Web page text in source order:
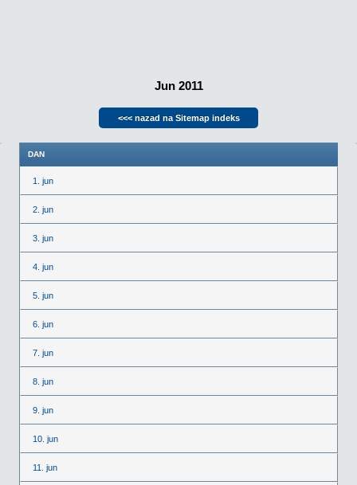
Jun 2011
<<< nazad na Sitemap indeks
DAN
1. jun
2. jun
3. jun
4. jun
5. jun
6. jun
7. jun
8. jun
9. jun
10. jun
11. jun